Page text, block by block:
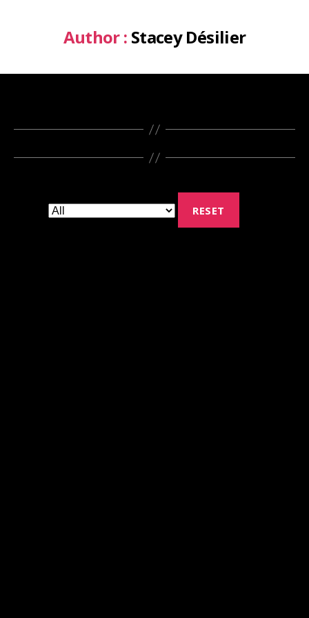
Author : Stacey Désilier
RESET